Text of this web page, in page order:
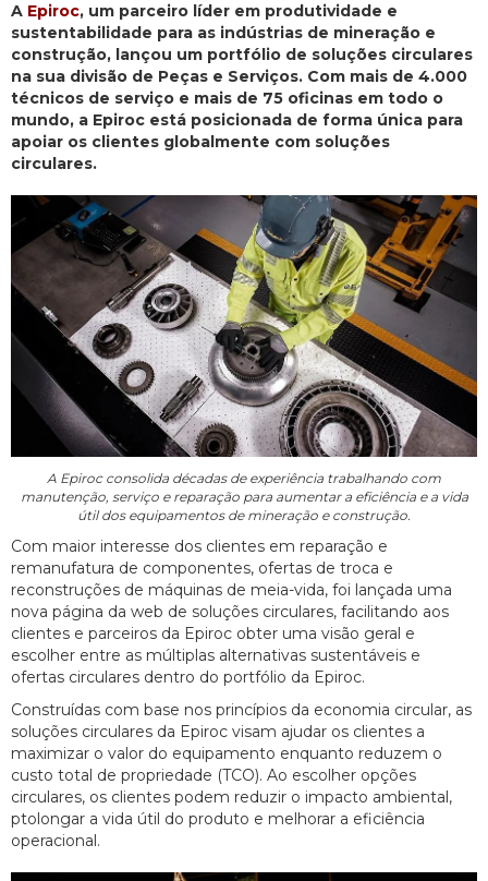
A Epiroc, um parceiro líder em produtividade e
sustentabilidade para as indústrias de mineração e
construção, lançou um portfólio de soluções circulares
na sua divisão de Peças e Serviços. Com mais de 4.000
técnicos de serviço e mais de 75 oficinas em todo o
mundo, a Epiroc está posicionada de forma única para
apoiar os clientes globalmente com soluções
circulares.
A Epiroc consolida décadas de experiência trabalhando com
manutenção, serviço e reparação para aumentar a eficiência e a vida
útil dos equipamentos de mineração e construção.
Com maior interesse dos clientes em reparação e
remanufatura de componentes, ofertas de troca e
reconstruções de máquinas de meia-vida, foi lançada uma
nova página da web de soluções circulares, facilitando aos
clientes e parceiros da Epiroc obter uma visão geral e
escolher entre as múltiplas alternativas sustentáveis e
ofertas circulares dentro do portfólio da Epiroc.
Construídas com base nos princípios da economia circular, as
soluções circulares da Epiroc visam ajudar os clientes a
maximizar o valor do equipamento enquanto reduzem o
custo total de propriedade (TCO). Ao escolher opções
circulares, os clientes podem reduzir o impacto ambiental,
ptolongar a vida útil do produto e melhorar a eficiência
operacional.